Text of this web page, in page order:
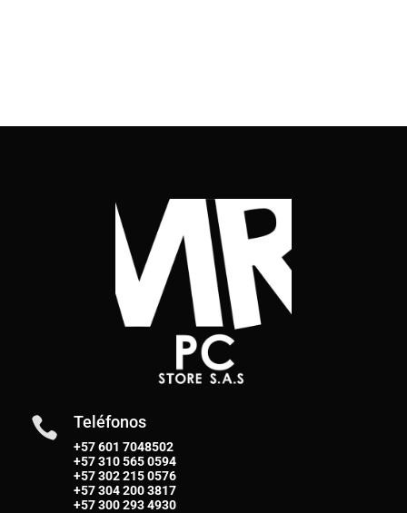
 Teléfonos
+57 601 7048502
+57310 565 0594
+57302 215 0576
+57304 200 3817
+57300 293 4930